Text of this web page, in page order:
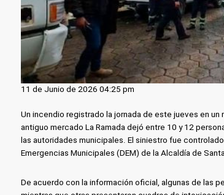
11 de Junio de 2026 04:25 pm
Un incendio registrado la jornada de este jueves en
antiguo mercado La Ramada dejó entre 10 y 12
las autoridades municipales. El siniestro fue
Emergencias Municipales (DEM) de la Alcaldía de
De acuerdo con la información oficial, algunas de las